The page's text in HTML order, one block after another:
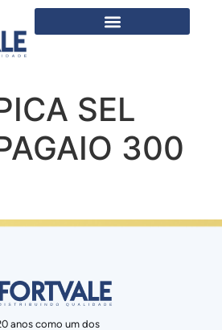
SEL
300
anos como um dos